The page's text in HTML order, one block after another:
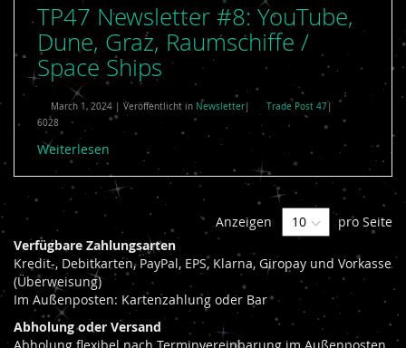
TP47 Newsletter #8: YouTube,
Dune, Graz, Raumschiffe /
Space Ships
March 1, 2024 | Veröffentlicht in Newsletter Trade Post 47
6028
Weiterlesen
Anzeigen
pro Seite
Verfügbare Zahlungsarten
Kredit-, Debitkarten, PayPal, EPS, Klarna, Giropay und Vorkasse
(Überweisung)
Im Außenposten: Kartenzahlung oder Bar
Abholung oder Versand